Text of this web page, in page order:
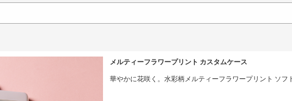
メルティーフラワープリント カスタムケース
華やかに花咲く。水彩柄メルティーフラワープリント ソフ